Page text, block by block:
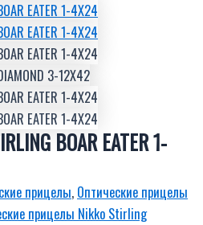
BOAR EATER 1-
прицелы, Оптические прицелы
прицелы Nikko Stirling